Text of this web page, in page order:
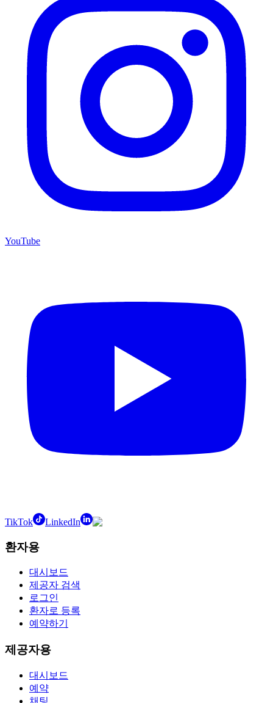
YouTube
TikTok LinkedIn
환자용
대시보드
제공자 검색
로그인
환자로 등록
예약하기
제공자용
대시보드
예약
채팅